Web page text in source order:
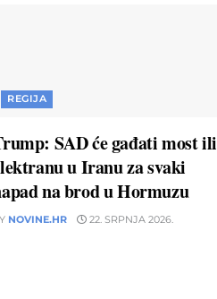
REGIJA
SAD će gađati most ili
u Iranu za svaki
na brod u Hormuzu
NOVINE.HR 22. SRPNJA 2026.